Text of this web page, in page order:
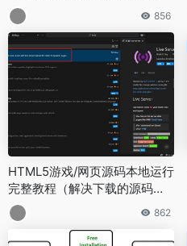
856
HTML5游戏/网页源码本地运行
完整教程（解决下载的源码无
法运行的问题）
862